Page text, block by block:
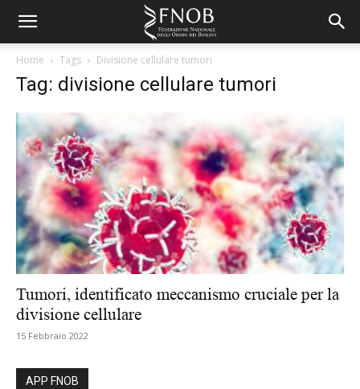
Home Tags Divisione cellulare tumori
Tag: divisione cellulare tumori
Tumori, identificato meccanismo cruciale per la
divisione cellulare
15 Febbraio 2022
APP FNOB